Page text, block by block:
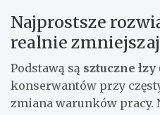
Najprostsze
realnie
Podstawą są sztuczne łzy
konserwantów przy
zmiana warunków pracy.